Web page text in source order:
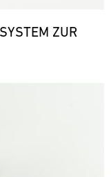
ZUR